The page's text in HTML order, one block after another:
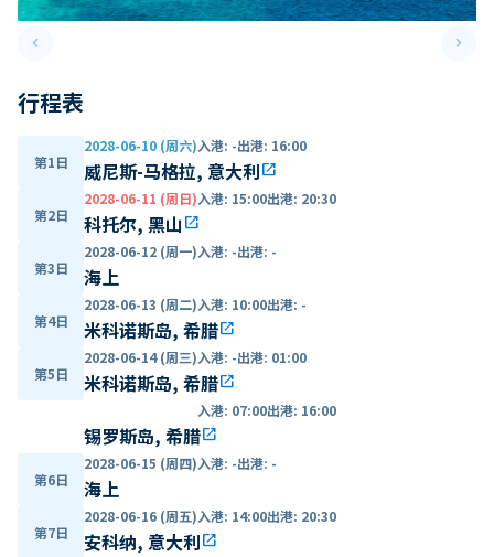
keyboard_arrow_leftPrevious slide keyboard_arrow_right
行程表
第1日
2028-06-10 (周六)入港: -出港: 16:00
威尼斯-马格拉, 意大利open_in_new
第2日
2028-06-11 (周日)入港: 15:00出港: 20:30
科托尔, 黑山 open_in_new
第3日
2028-06-12 (周一)入港: -出港: -
海上
第4日
2028-06-13 (周二)入港: 10:00出港: -
米科诺斯岛, 希腊open_in_new
第5日
2028-06-14 (周三)入港: -出港: 01:00
米科诺斯岛, 希腊open_in_new
入港: 07:00出港: 16:00
锡罗斯岛, 希腊open_in_new
第6日
2028-06-15 (周四)入港: -出港: -
海上
第7日
2028-06-16 (周五)入港: 14:00出港: 20:30
安科纳, 意大利open_in_new